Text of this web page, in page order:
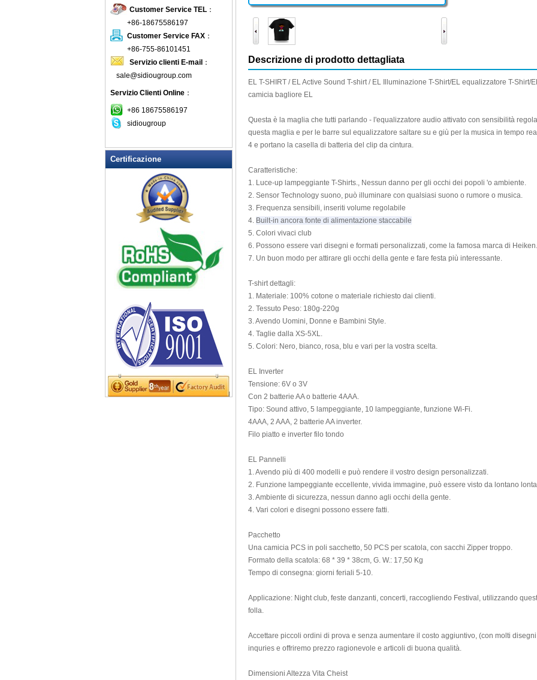
Glow Sticks
Ice Bucket LED
Lampeggiante Anello
Lampeggiante boccali di birra
Lampeggiante Collana
Lampeggiante doccia rubinetto
Lampeggiante Fan Mini
Lampeggiante Frisbee
Lampeggiante Opener Vino
lampeggiante orologio
Lampeggiante Pin magnetico
Lampeggiante Posacenere
Lampeggiante T-shirt
LED lampeggiante Balls
sole
LED lampeggiante tazza
LED portachiavi Apribottiglie
LED Tea Candle Light
LED Up Coltelli
LED Up Cucchiaio
Light Up Candela
Light Up Forks
Light Up Penne
Light Up Swizzle
Customer Service TEL ：
+86-18675586197
Customer Service FAX ：
+86-755-86101451
Servizio clienti E-mail ：
sale@sidiougroup.com
Servizio Clienti Online ：
+86 18675586197
sidiougroup
Certificazione
Descrizione di prodotto dettagliata
EL T-SHIRT / EL Active Sound T-shirt / EL Illuminazione T-Shirt/EL equalizzatore T-Shirt/
camicia bagliore EL
Questa è la maglia che tutti parlando - l'equalizzatore audio attivato con sensibilità
questa maglia e per le barre sul equalizzatore saltare su e giù per la musica in tempo
4 e portano la casella di batteria del clip da cintura.
Caratteristiche:
1. Luce-up lampeggiante T-Shirts., Nessun danno per gli occhi dei popoli 'o ambiente.
2. Sensor Technology suono, può illuminare con qualsiasi suono o rumore o musica.
3. Frequenza sensibili, inseriti volume regolabile
4. Built-in ancora fonte di alimentazione staccabile
5. Colori vivaci club
6. Possono essere vari disegni e formati personalizzati, come la famosa marca di Heiken.
7. Un buon modo per attirare gli occhi della gente e fare festa più interessante.
T-shirt dettagli:
1. Materiale: 100% cotone o materiale richiesto dai clienti.
2. Tessuto Peso: 180g-220g
3.Avendo Uomini, Donne e Bambini Style.
4. Taglie dalla XS-5XL.
5. Colori: Nero, bianco, rosa, blu e vari per la vostra scelta.
EL Inverter
Tensione: 6V o 3V
Con 2 batterie AA o batterie 4AAA.
Tipo: Sound attivo, 5 lampeggiante, 10 lampeggiante, funzione Wi-Fi.
4AAA, 2 AAA, 2 batterie AA inverter.
Filo piatto e inverter filo tondo
EL Pannelli
1.Avendo più di 400 modelli e può rendere il vostro design personalizzati.
2. Funzione lampeggiante eccellente, vivida immagine, può essere visto da lontano
3.Ambiente di sicurezza, nessun danno agli occhi della gente.
4. Vari colori e disegni possono essere fatti.
Pacchetto
Una camicia PCS in poli sacchetto, 50 PCS per scatola, con sacchi Zipper troppo.
Formato della scatola: 68 * 39 * 38cm, G. W.: 17,50 Kg
Tempo di consegna: giorni feriali 5-10.
Applicazione: Night club, feste danzanti, concerti, raccogliendo Festival, utilizzando
folla.
Accettare piccoli ordini di prova e senza aumentare il costo aggiuntivo, (con molti
inquries e offriremo prezzo ragionevole e articoli di buona qualità.
Dimensioni Altezza Vita Cheist